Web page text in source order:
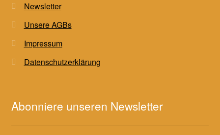
Newsletter
Unsere AGBs
Impressum
Datenschutzerklärung
Abonniere unseren Newsletter